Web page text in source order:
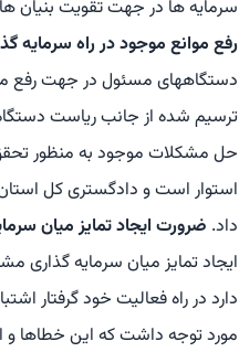
سرمایه ها در جهت تقویت بنیان
رفع موانع موجود در راه سرمایه
دستگاههای مسئول در جهت رفع
ترسیم شده از جانب ریاست
حل مشکلات موجود به منظور تحقق
استوار است و دادگستری کل استان
داد. ضرورت ایجاد تمایز میان
ایجاد تمایز میان سرمایه گذاری
دارد در راه فعالیت خود گرفتار
مورد توجه داشت که این خطاها و